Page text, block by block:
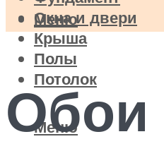
Окна и двери
Крыша
Полы
Потолок
Меню
Меню
Обои